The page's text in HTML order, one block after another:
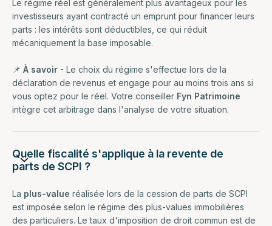
Le régime réel est généralement plus avantageux pour les
investisseurs ayant contracté un emprunt pour financer leurs
parts : les intérêts sont déductibles, ce qui réduit
mécaniquement la base imposable.
📌 À savoir - Le choix du régime s'effectue lors de la
déclaration de revenus et engage pour au moins trois ans si
vous optez pour le réel. Votre conseiller Fyn Patrimoine
intègre cet arbitrage dans l'analyse de votre situation.
Quelle fiscalité s'applique à la revente de
parts de SCPI ?
La plus-value réalisée lors de la cession de parts de SCPI
est imposée selon le régime des plus-values immobilières
des particuliers. Le taux d'imposition de droit commun est de